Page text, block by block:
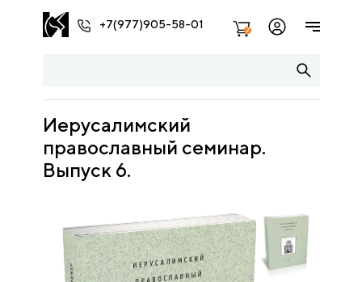
+7(977)905-58-01 2
Иерусалимский
православный семинар.
Выпуск 6.